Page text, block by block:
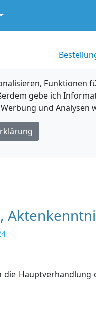
Funktionen
gebe ich
und Analysen
die Hauptverhandlung